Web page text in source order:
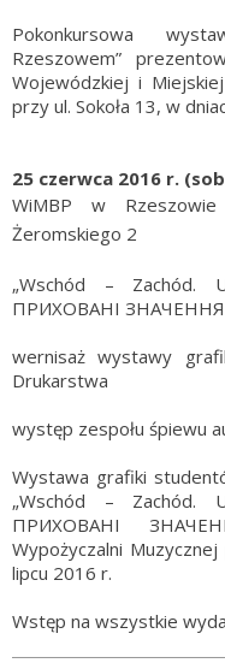
Pokonkursowa
Rzeszowem”
Wojewódzkiej i
przy ul. Sokoła 13, w
25 czerwca 2016 r.
WiMBP w
Żeromskiego 2
„Wschód – Zachód.
ПРИХОВАНІ ЗНАЧЕННЯ
wernisaż wystawy
Drukarstwa
występ zespołu śpiewu
Wystawa grafiki
„Wschód – Zachód.
ПРИХОВАНІ
Wypożyczalni
lipcu 2016 r.
Wstęp na wszystkie